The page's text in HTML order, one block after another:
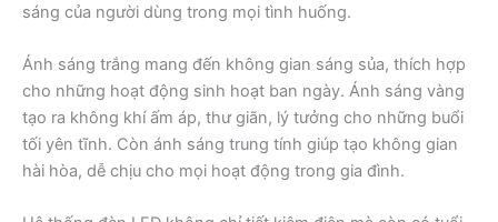
sáng của người dùng trong mọi tình huống.
Ánh sáng trắng mang đến không gian sáng sủa, thích hợp
cho những hoạt động sinh hoạt ban ngày. Ánh sáng vàng
tạo ra không khí ấm áp, thư giãn, lý tưởng cho những buổi
tối yên tĩnh. Còn ánh sáng trung tính giúp tạo không gian
hài hòa, dễ chịu cho mọi hoạt động trong gia đình.